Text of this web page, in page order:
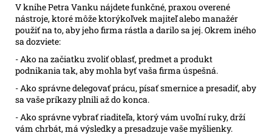
V knihe Petra Vanku nájdete funkčné, praxou overené
nástroje, ktoré môže ktorýkoľvek majiteľ alebo manažér
použiť na to, aby jeho firma rástla a darilo sa jej. Okrem iného
sa dozviete:
- Ako na začiatku zvoliť oblasť, predmet a produkt
podnikania tak, aby mohla byť vaša firma úspešná.
- Ako správne delegovať prácu, písať smernice a presadiť, aby
sa vaše príkazy plnili až do konca.
- Ako správne vybrať riaditeľa, ktorý vám uvoľní ruky, drží
vám chrbát, má výsledky a presadzuje vaše myšlienky.